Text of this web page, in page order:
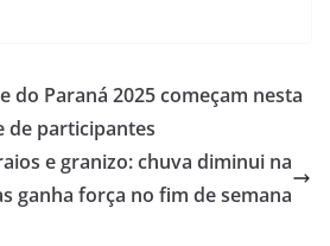
do Paraná 2025 começam nesta
de participantes
e granizo: chuva diminui na
ganha força no fim de semana